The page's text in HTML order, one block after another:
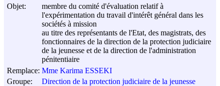
Objet:
membre du comité d'évaluation relatif à
l'expérimentation du travail d'intérêt général dans les
sociétés à mission
au titre des représentants de l'Etat, des magistrats, des
fonctionnaires de la direction de la protection judiciaire
de la jeunesse et de la direction de l'administration
pénitentiaire
Remplace: Mme Karima ESSEKI
Groupe:
Direction de la protection judiciaire de la jeunesse